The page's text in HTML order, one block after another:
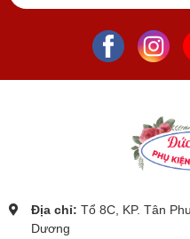
Địa chỉ: Tổ 8C, KP. Tân
Dương